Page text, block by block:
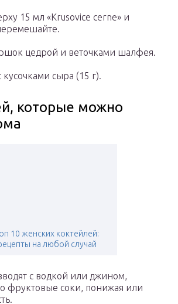
15 мл «Krusovice cerne» и
цедрой и веточками шалфея.
кусочками сыра (15 г).
которые можно
10 женских коктейлей:
на любой случай
с водкой или джином,
фруктовые соки, понижая или